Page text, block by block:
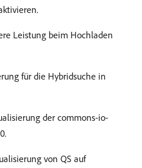
Leistung beim Hochladen
für die Hybridsuche in
der commons-io-
von QS auf